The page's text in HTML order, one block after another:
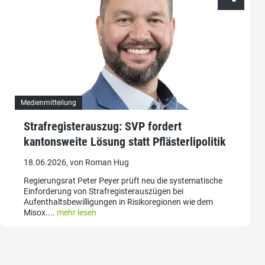
Medienmitteilung
Strafregisterauszug: SVP fordert
kantonsweite Lösung statt Pflästerlipolitik
18.06.2026, von Roman Hug
Regierungsrat Peter Peyer prüft neu die systematische
Einforderung von Strafregisterauszügen bei
Aufenthaltsbewilligungen in Risikoregionen wie dem
Misox.... mehr lesen